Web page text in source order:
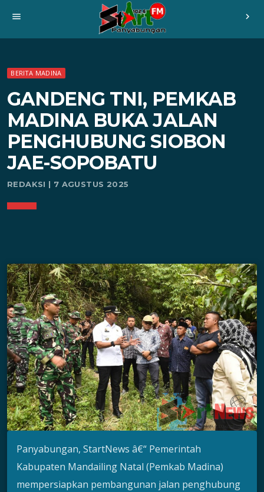
menu chevron_right
BERITA MADINA
GANDENG TNI, PEMKAB
MADINA BUKA JALAN
PENGHUBUNG SIOBON
JAE-SOPOBATU
REDAKSI | 7 AGUSTUS 2025
Panyabungan, StartNews â€“ Pemerintah
Kabupaten Mandailing Natal (Pemkab Madina)
mempersiapkan pembangunan jalan penghubung